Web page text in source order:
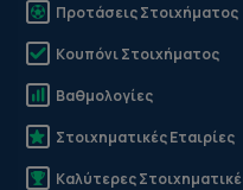
Προτάσεις Στοιχήματος
Κουπόνι Στοιχήματος
Βαθμολογίες
Στοιχηματικές Εταιρίες
Καλύτερες